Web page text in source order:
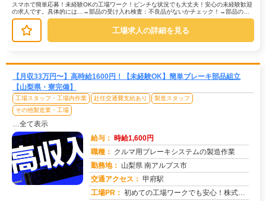
スマホで簡単応募！未経験OKの工場ワーク！ピンチな状況でも大丈夫！安心の未経験歓迎
の求人です。具体的には…→部品の受け入れ検査：不良品がないかチェック！→部品の運
搬：カートを使って指定場所へ移動...
工場求人の詳細を見る
【月収33万円〜】高時給1600円！【未経験OK】簡単ブレーキ部品組立
【山梨県・寮完備】
工場スタッフ・工場内作業 赴任交通費支給あり
製造スタッフ
その他製造業・工場
…全て表示
給与： 時給1,600円
職種： クルマ用ブレーキシステムの製造作業
勤務地： 山梨県 南アルプス市
交通アクセス： 甲府駅
工場PR： 初めての工場ワークでも安心！株式会社京栄センターで新しい一歩を踏み出してみませんか？☆家具付き寮完備で、手ぶらで入...